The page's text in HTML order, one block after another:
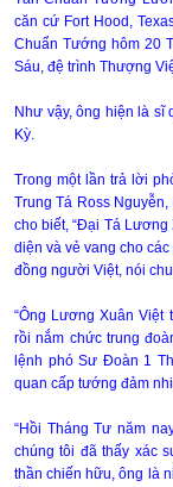
căn cứ Fort Hood,
Chuẩn Tướng hôm 20
Sáu, đệ trình Thượng
Như vậy, ông hiện là sĩ
Kỳ.
Trong một lần trả lời
Trung Tá Ross
cho biết, “Ðại Tá
diện và vẻ vang cho
đồng người Việt, nói
“Ông Lương Xuân
rồi nắm chức trung
lệnh phó Sư Ðoàn 1
quan cấp tướng đảm
“Hồi Tháng Tư năm
chúng tôi đã thấy xác
thần chiến hữu, ông là